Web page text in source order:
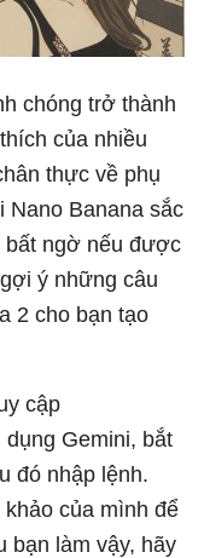
chóng trở thành
của nhiều
thực về phụ
Banana sắc
bất ngờ nếu được
ý những câu
2 cho bạn tạo
cập
Gemini, bắt
đó nhập lệnh.
của mình để
bạn làm vậy, hãy